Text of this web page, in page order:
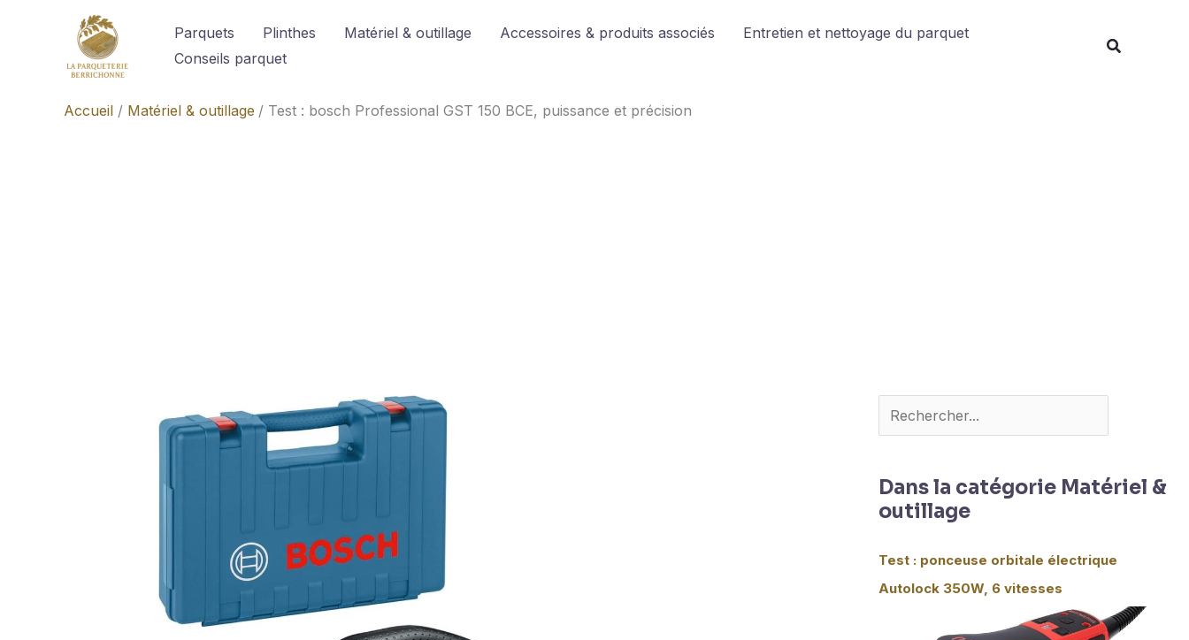
Parquets Plinthes Matériel & outillage Accessoires & produits associés
Entretien et nettoyage du parquet
Conseils parquet
Accueil Matériel & outillage Test : bosch Professional GST 150 BCE, puissance et précision
Dans la catégorie Matériel &
outillage
Test : ponceuse orbitale électrique
Autolock 350W, 6 vitesses